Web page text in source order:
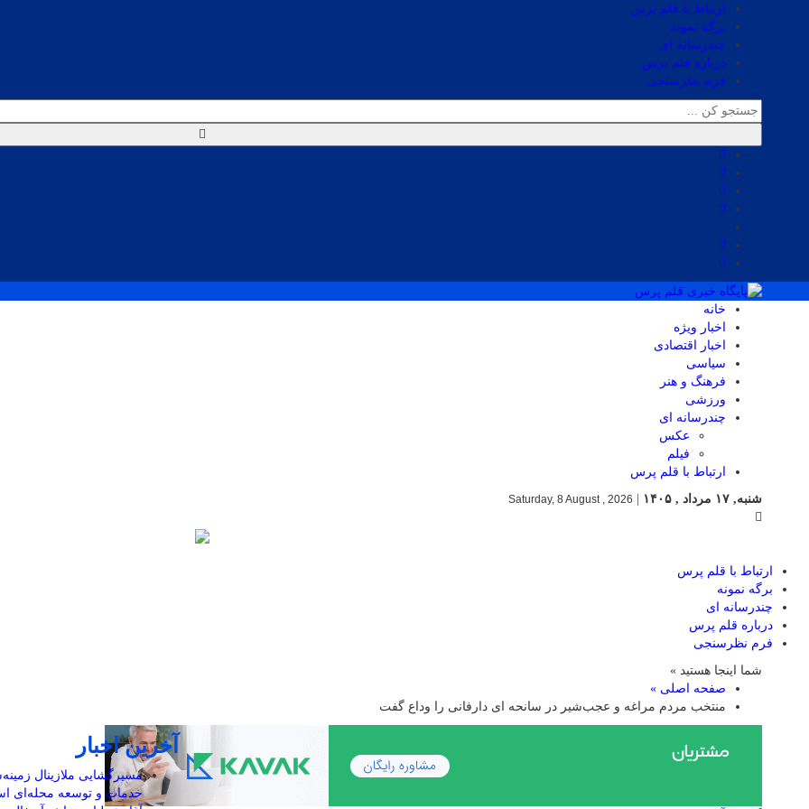
ارتباط با قلم پرس
برگه نمونه
چندرسانه ای
درباره قلم پرس
فرم نظرسنجی
خانه
اخبار ویژه
اخبار اقتصادی
سیاسی
فرهنگ و هنر
ورزشی
چندرسانه ای
عکس
فیلم
ارتباط با قلم پرس
شنبه, ۱۷ مرداد , ۱۴۰۵
Saturday, 8 August , 2026
ارتباط با قلم پرس
برگه نمونه
چندرسانه ای
درباره قلم پرس
فرم نظرسنجی
شما اینجا هستید »
صفحه اصلی »
منتخب مردم مراغه و عجب‌شیر در سانحه ای دارفانی را وداع گفت
آخرین اخبار
مسیرگشایی ملازینال
خدمات و توسعه محله‌ای